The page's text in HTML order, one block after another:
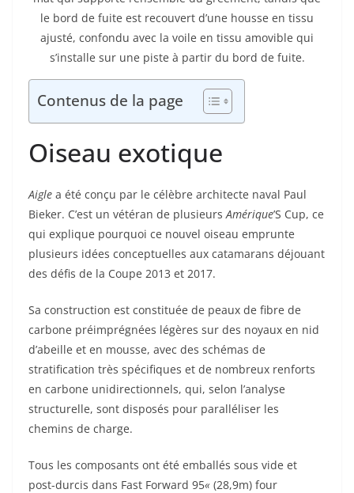
le bord de fuite est recouvert d’une housse en tissu
ajusté, confondu avec la voile en tissu amovible qui
s’installe sur une piste à partir du bord de fuite.
Contenus de la page
Oiseau exotique
Aigle a été conçu par le célèbre architecte naval Paul
Bieker. C’est un vétéran de plusieursAmérique’S Cup, ce
qui explique pourquoi ce nouvel oiseau emprunte
plusieurs idées conceptuelles aux catamarans déjouant
des défis de la Coupe 2013 et 2017.
Sa construction est constituée de peaux de fibre de
carbone préimprégnées légères sur des noyaux en nid
d’abeille et en mousse, avec des schémas de
stratification très spécifiques et de nombreux renforts
en carbone unidirectionnels, qui, selon l’analyse
structurelle, sont disposés pour paralléliser les
chemins de charge.
Tous les composants ont été emballés sous vide et
post-durcis dans Fast Forward 95« (28,9m) four